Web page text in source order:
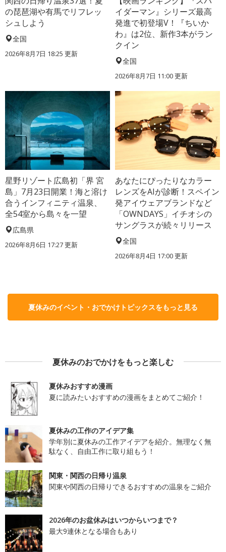
の琵琶湖や有馬でリフレッ
シュしよう
全国
2026年8月7日 18:25 更新
イダーマン』シリーズ最高
発進で初登場V！『ちいか
わ』は2位、新作3本がラン
クイン
全国
2026年8月7日 11:00更新
星野リゾート広島初「界 宮
島」7月23日開業！海と溶け
合うインフィニティ温泉、
全54室から島々を一望
広島県
2026年8月6日 17:27更新
あなたにぴったりなカラー
レンズをAIが診断！スペイン
発アイウェアブランドなど
「OWNDAYS」イチオシの
サングラスが続々リリース
全国
2026年8月4日 17:00更新
夏休みのイベント・おでかけトピックスをもっと見る
夏休みのおでかけをもっと楽しむ
夏休みおすすめ漫画
夏に読みたいおすすめの漫画をまとめてご紹介！
夏休みの工作のアイデア集
学年別に夏休みの工作アイデアを紹介。無理なく無
駄なく、自由工作に取り組もう！
関東・関西の日帰り温泉
関東や関西の日帰りできるおすすめの温泉をご紹介
2026年のお盆休みはいつからいつまで？
最大9連休となる場合もあり